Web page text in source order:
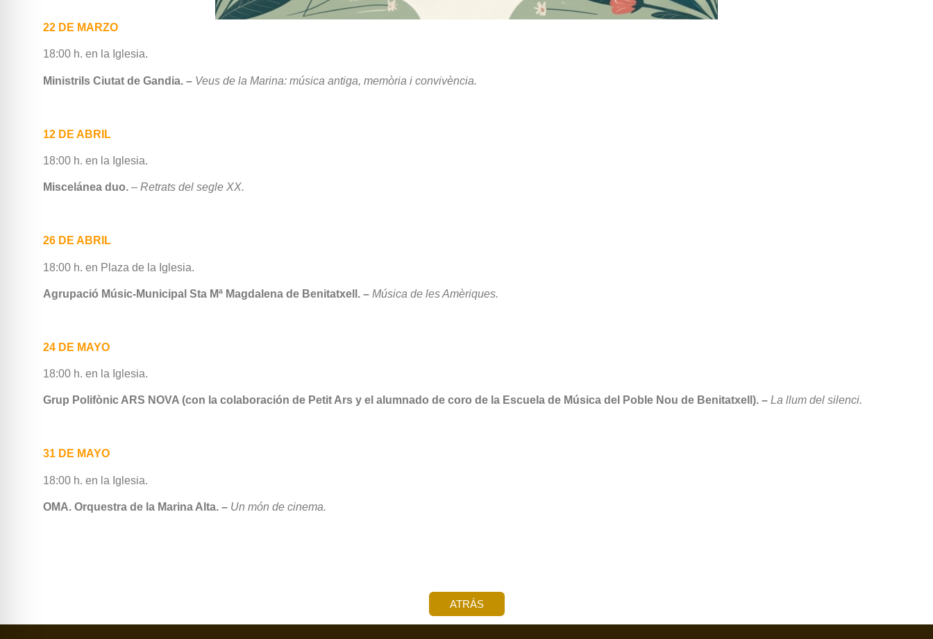
22 DE MARZO
18:00 h. en la Iglesia.
Ministrils Ciutat de Gandia. – Veus de la Marina: música antiga, memòria i convivència.
12 DE ABRIL
18:00 h. en la Iglesia.
Miscelánea duo. – Retrats del segle XX.
26 DE ABRIL
18:00 h. en Plaza de la Iglesia.
Agrupació Músic-Municipal Sta Mª Magdalena de Benitatxell. – Música de les Amèriques.
24 DE MAYO
18:00 h. en la Iglesia.
Grup Polifònic ARS NOVA (con la colaboración de Petit Ars y el alumnado de coro de la Escuela de Música del Poble Nou de Benitatxell). – La llum del silenci.
31 DE MAYO
18:00 h. en la Iglesia.
OMA. Orquestra de la Marina Alta. – Un món de cinema.
ATRÁS